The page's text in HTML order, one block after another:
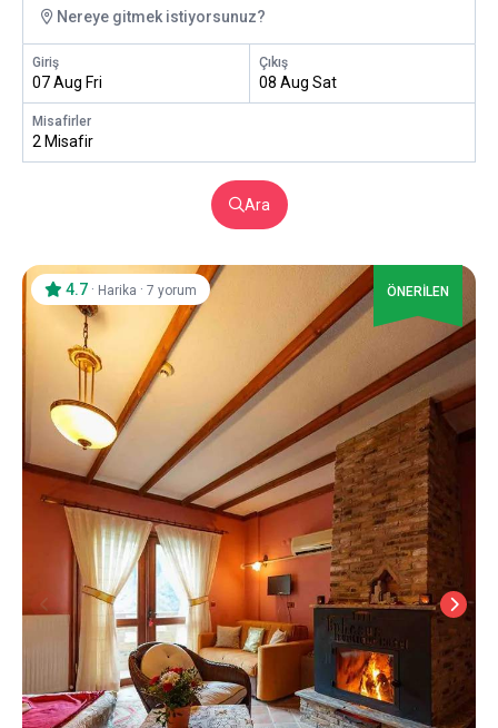
Nereye gitmek istiyorsunuz?
Giriş
07 Aug Fri
Çıkış
08 Aug Sat
Misafirler
2 Misafir
Ara
4.7 · Harika · 7 yorum ÖNERİLEN